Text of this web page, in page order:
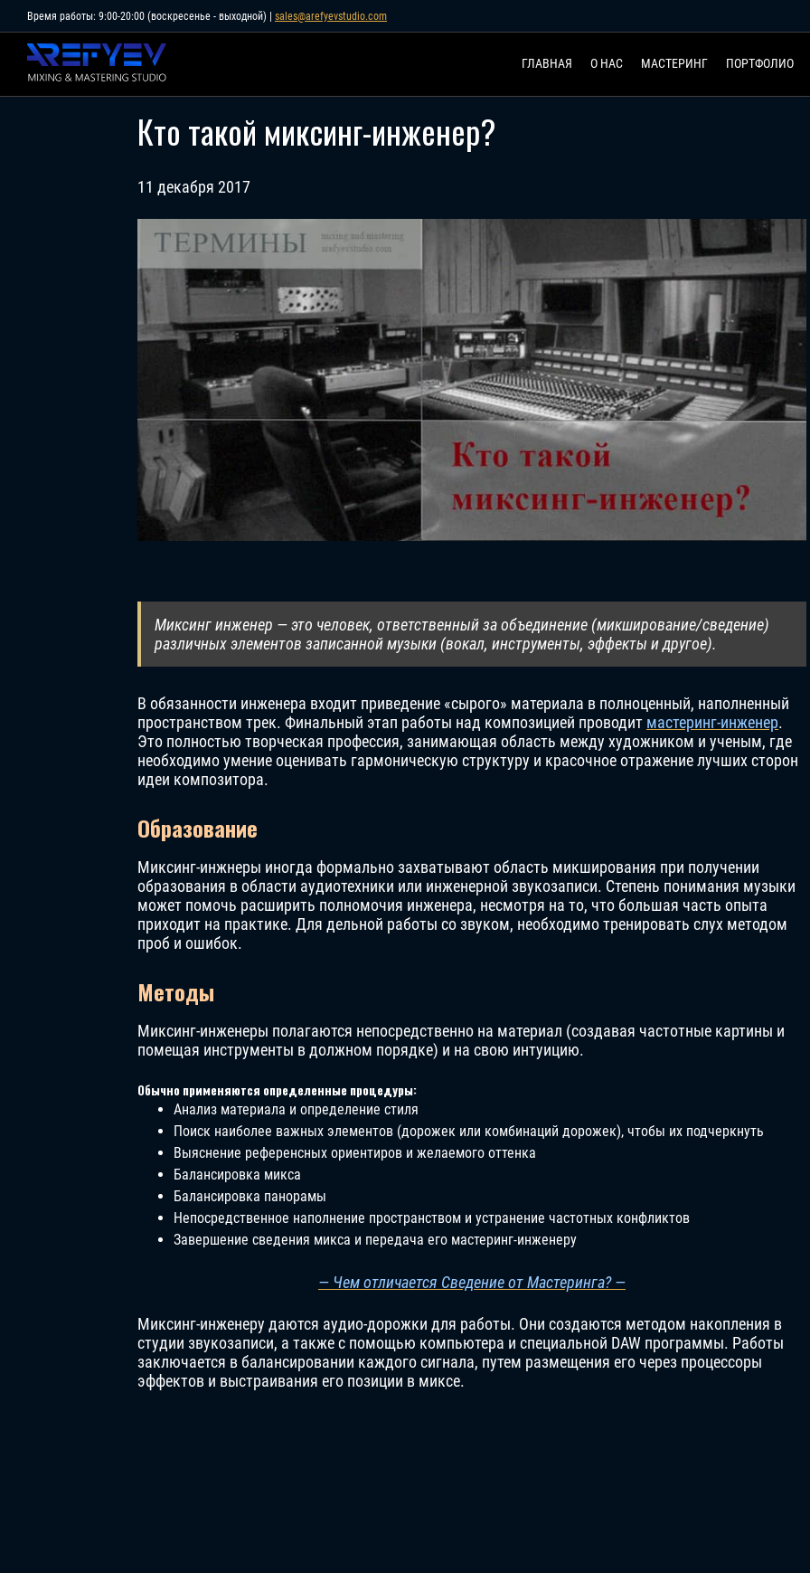
to
content
Время работы: 9:00-20:00 (воскресенье - выходной) | sales@arefyevstudio.com
ГЛАВНАЯ О НАС МАСТЕРИНГ ПОРТФОЛИО
Кто такой миксинг-инженер?
11 декабря 2017
Миксинг инженер — это человек, ответственный за объединение (микширование/сведение)
различных элементов записанной музыки (вокал, инструменты, эффекты и другое).
В обязанности инженера входит приведение «сырого» материала в полноценный, наполненный
пространством трек. Финальный этап работы над композицией проводит мастеринг-инженер.
Это полностью творческая профессия, занимающая область между художником и ученым, где
необходимо умение оценивать гармоническую структуру и красочное отражение лучших сторон
идеи композитора.
Образование
Миксинг-инжнеры иногда формально захватывают область микширования при получении
образования в области аудиотехники или инженерной звукозаписи. Степень понимания музыки
может помочь расширить полномочия инженера, несмотря на то, что большая часть опыта
приходит на практике. Для дельной работы со звуком, необходимо тренировать слух методом
проб и ошибок.
Методы
Миксинг-инженеры полагаются непосредственно на материал (создавая частотные картины и
помещая инструменты в должном порядке) и на свою интуицию.
Обычно применяются определенные процедуры:
Анализ материала и определение стиля
Поиск наиболее важных элементов (дорожек или комбинаций дорожек), чтобы их подчеркнуть
Выяснение референсных ориентиров и желаемого оттенка
Балансировка микса
Балансировка панорамы
Непосредственное наполнение пространством и устранение частотных конфликтов
Завершение сведения микса и передача его мастеринг-инженеру
— Чем отличается Сведение от Мастеринга? —
Миксинг-инженеру даются аудио-дорожки для работы. Они создаются методом накопления в
студии звукозаписи, а также с помощью компьютера и специальной DAW программы. Работы
заключается в балансировании каждого сигнала, путем размещения его через процессоры
эффектов и выстраивания его позиции в миксе.